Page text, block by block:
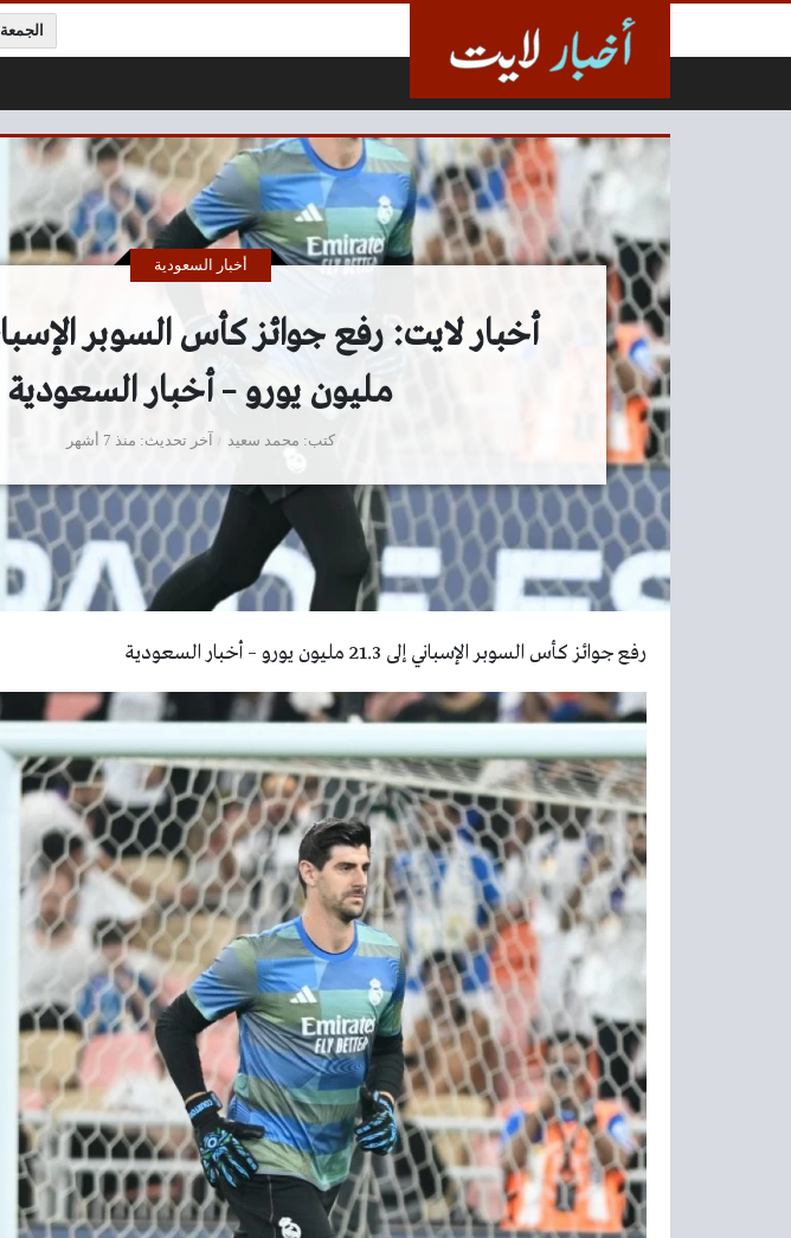
الجمعة 7 اغسطس 2026 الساعة 2:55 م
مليون يورو – أخبار السعودية
كتب محمد سعيد
أخبار السعودية
آخر تحديث منذ 7 أشهر
رفع جوائز كأس السوبر الإسباني إلى 21.3 مليون يورو – أخبار السعودية